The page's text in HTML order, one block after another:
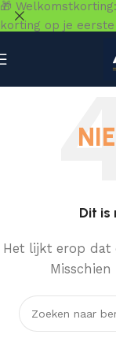
Dit is
Het lijkt erop dat
🎁
korting op je